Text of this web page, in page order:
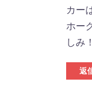
カー
ホー
しみ
返